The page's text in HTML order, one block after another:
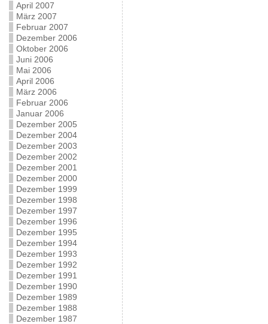
April 2007
März 2007
Februar 2007
Dezember 2006
Oktober 2006
Juni 2006
Mai 2006
April 2006
März 2006
Februar 2006
Januar 2006
Dezember 2005
Dezember 2004
Dezember 2003
Dezember 2002
Dezember 2001
Dezember 2000
Dezember 1999
Dezember 1998
Dezember 1997
Dezember 1996
Dezember 1995
Dezember 1994
Dezember 1993
Dezember 1992
Dezember 1991
Dezember 1990
Dezember 1989
Dezember 1988
Dezember 1987